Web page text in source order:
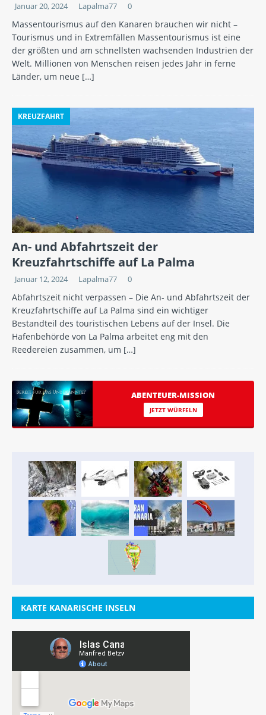
Januar 20, 2024 Lapalma77 0
Massentourismus auf den Kanaren brauchen wir nicht –
Tourismus und in Extremfällen Massentourismus ist eine
der größten und am schnellsten wachsenden Industrien der
Welt. Millionen von Menschen reisen jedes Jahr in ferne
Länder, um neue […]
KREUZFAHRT
An- und Abfahrtszeit der
Kreuzfahrtschiffe auf La Palma
Januar 12, 2024 Lapalma77 0
Abfahrtszeit nicht verpassen – Die An- und Abfahrtszeit der
Kreuzfahrtschiffe auf La Palma sind ein wichtiger
Bestandteil des touristischen Lebens auf der Insel. Die
Hafenbehörde von La Palma arbeitet eng mit den
Reedereien zusammen, um […]
ABENTEUER-MISSION
JETZT WÜRFELN
KARTE KANARISCHE INSELN